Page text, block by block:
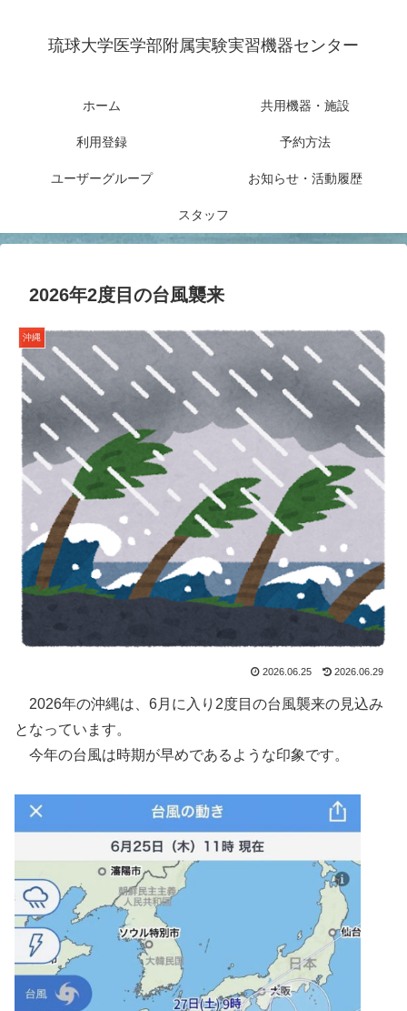
琉球大学医学部附属実験実習機器センター
ホーム 共用機器・施設
利用登録 予約方法
ユーザーグループ お知らせ・活動履歴
スタッフ
2026年2度目の台風襲来
沖縄
2026.06.25 2026.06.29
2026年の沖縄は、6月に入り2度目の台風襲来の見込み
となっています。
今年の台風は時期が早めであるような印象です。